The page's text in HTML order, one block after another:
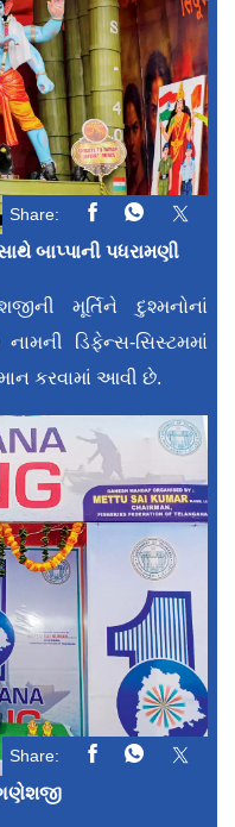
Share:
બાપ્પાની પધરામણી
મૂર્તિને દુશ્મનોનાં
ડિફેન્સ-સિસ્ટમમાં
કરવામાં આવી છે.
Share:
ગણેશજી